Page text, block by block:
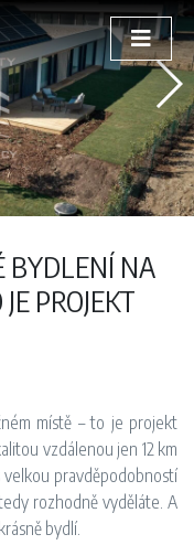
BYDLENÍ NA
PROJEKT
místě – to je projekt
vzdálenou jen 12 km
pravděpodobností
rozhodně vyděláte. A
bydlí.